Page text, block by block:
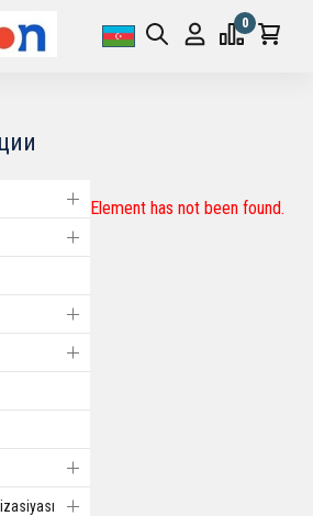
0
Element has not been found.